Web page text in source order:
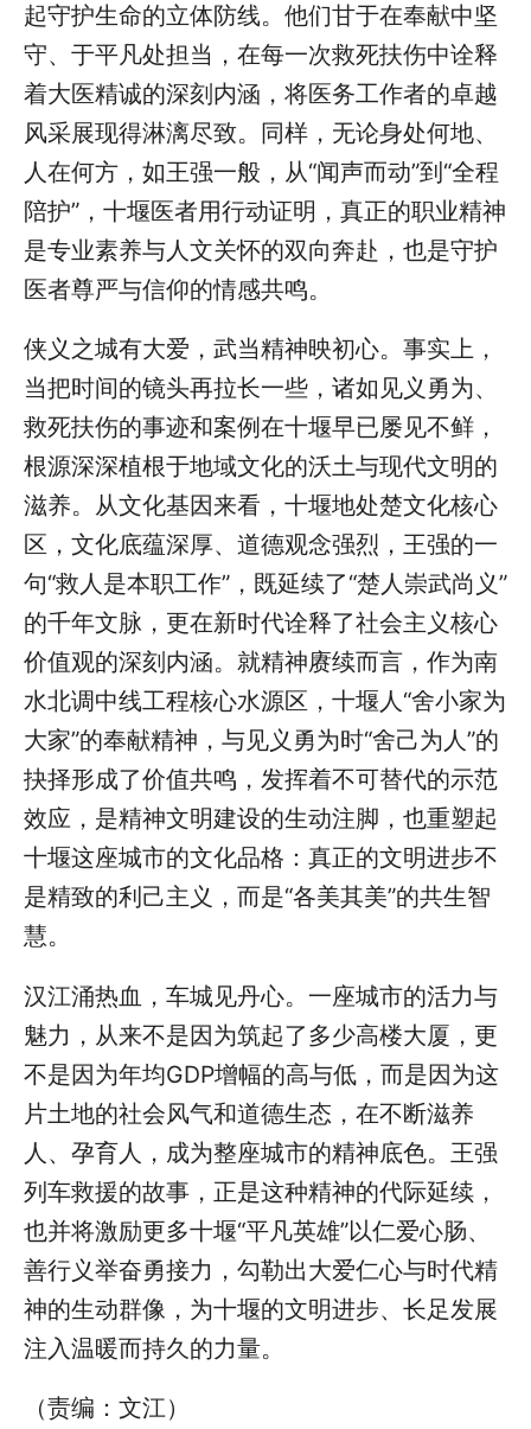
起守护生命的立体防线。他们甘于在奉献中坚
守、于平凡处担当，在每一次救死扶伤中诠释
着大医精诚的深刻内涵，将医务工作者的卓越
风采展现得淋漓尽致。同样，无论身处何地、
人在何方，如王强一般，从“闻声而动”到“全程
陪护”，十堰医者用行动证明，真正的职业精神
是专业素养与人文关怀的双向奔赴，也是守护
医者尊严与信仰的情感共鸣。
侠义之城有大爱，武当精神映初心。事实上，
当把时间的镜头再拉长一些，诸如见义勇为、
救死扶伤的事迹和案例在十堰早已屡见不鲜，
根源深深植根于地域文化的沃土与现代文明的
滋养。从文化基因来看，十堰地处楚文化核心
区，文化底蕴深厚、道德观念强烈，王强的一
句“救人是本职工作”，既延续了“楚人崇武尚义”
的千年文脉，更在新时代诠释了社会主义核心
价值观的深刻内涵。就精神赓续而言，作为南
水北调中线工程核心水源区，十堰人“舍小家为
大家”的奉献精神，与见义勇为时“舍己为人”的
抉择形成了价值共鸣，发挥着不可替代的示范
效应，是精神文明建设的生动注脚，也重塑起
十堰这座城市的文化品格：真正的文明进步不
是精致的利己主义，而是“各美其美”的共生智
慧。
汉江涌热血，车城见丹心。一座城市的活力与
魅力，从来不是因为筑起了多少高楼大厦，更
不是因为年均GDP增幅的高与低，而是因为这
片土地的社会风气和道德生态，在不断滋养
人、孕育人，成为整座城市的精神底色。王强
列车救援的故事，正是这种精神的代际延续，
也并将激励更多十堰“平凡英雄”以仁爱心肠、
善行义举奋勇接力，勾勒出大爱仁心与时代精
神的生动群像，为十堰的文明进步、长足发展
注入温暖而持久的力量。
（责编：文江）